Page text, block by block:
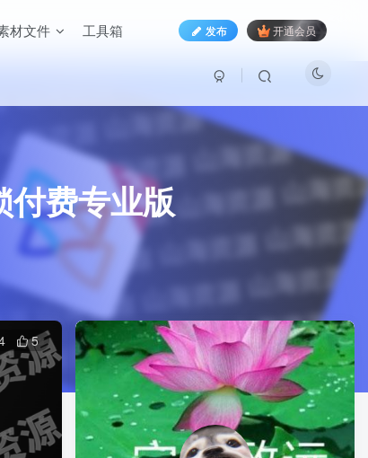
费专业版
材文件 工具箱 发布 开通会员
5